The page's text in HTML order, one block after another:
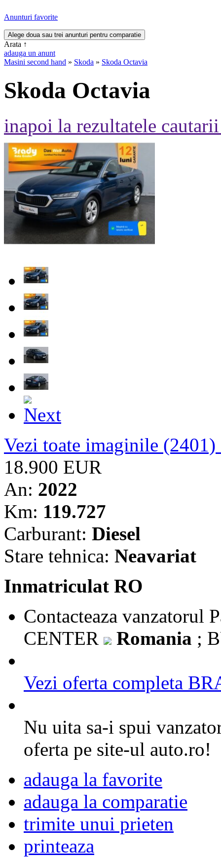
Anunturi favorite
Arata ↑
adauga un anunt
Masini second hand » Skoda » Skoda Octavia
Skoda Octavia
inapoi la rezultatele
Vezi toate imaginile (2401)
18.900 EUR
An: 2022
Km: 119.727
Carburant: Diesel
Stare tehnica: Neavariat
Inmatriculat RO
Contacteaza vanzatorul
CENTER
Romania ;
Vezi oferta completa
Nu uita sa-i spui
oferta pe site-ul auto.ro!
adauga la favorite
adauga la comparatie
trimite unui prieten
printeaza